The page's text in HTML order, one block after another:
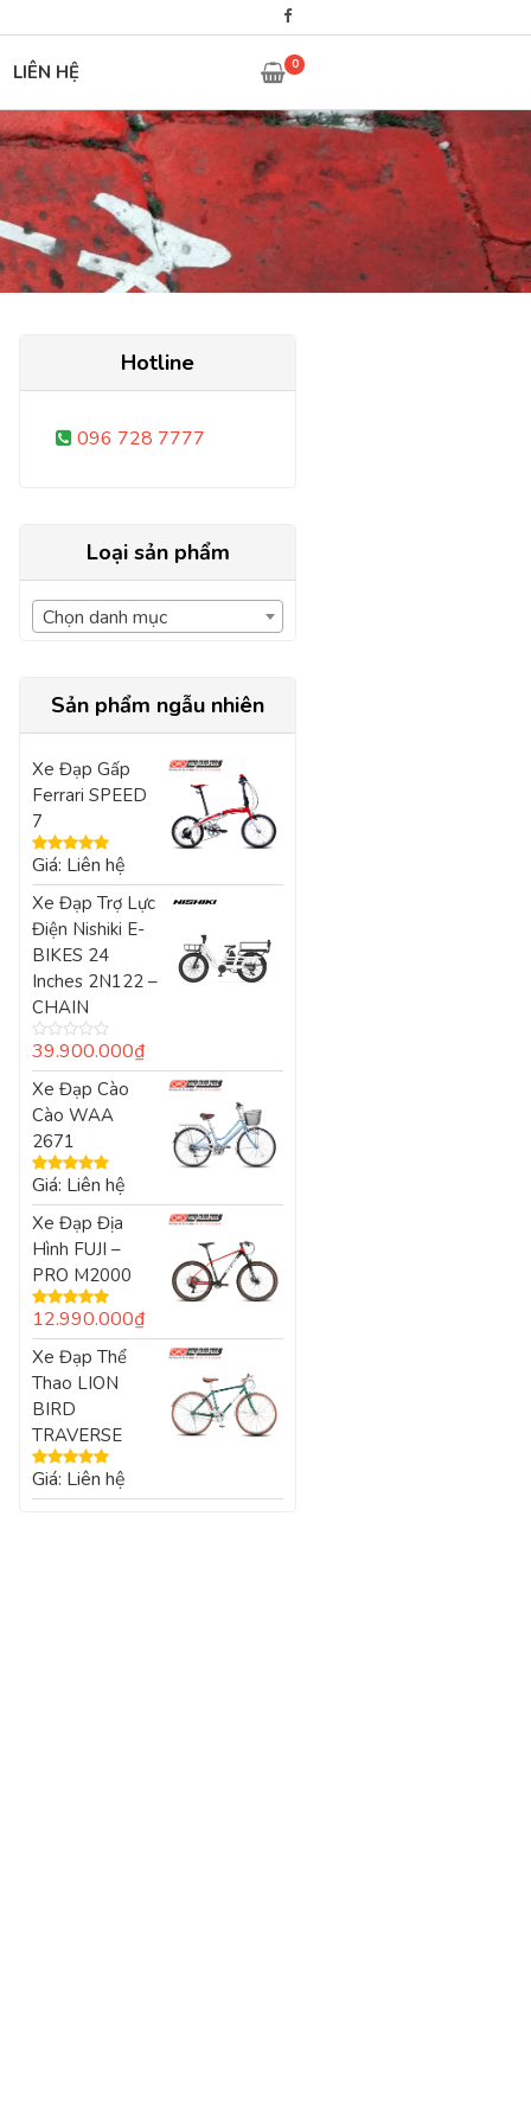
LIÊN HỆ 0
Hotline
096 728 7777
Loại sản phẩm
Chọn danh mục
Sản phẩm ngẫu nhiên
Xe Đạp Gấp
Ferrari SPEED
7
Được xếp
hạng5.005
sao
Giá: Liên hệ
Xe Đạp Trợ Lực
Điện Nishiki E-
BIKES 24
Inches 2N122 –
CHAIN
Được
xếp
hạng
5
sao
39.900.000₫
Xe Đạp Cào
Cào WAA
2671
Được xếp
hạng5.005
sao
Giá: Liên hệ
Xe Đạp Địa
Hình FUJI –
PRO M2000
Được xếp
hạng5.005
sao
12.990.000₫
Xe Đạp Thể
Thao LION
BIRD
TRAVERSE
Được xếp
hạng5.005
Giá: Liên hệ